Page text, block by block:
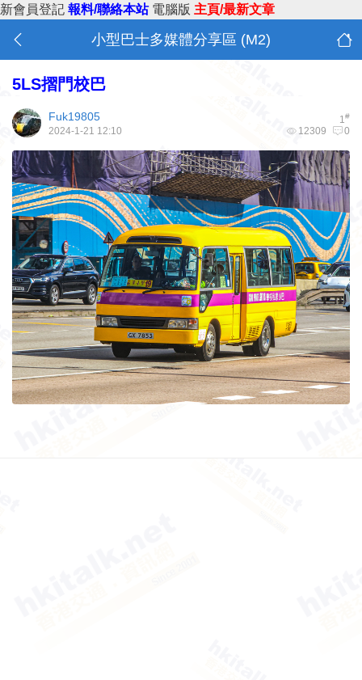
新會員登記 報料/聯絡本站 電腦版 主頁/最新文章
小型巴士多媒體分享區 (M2)
5LS摺門校巴
1#
Fuk19805
12309 0
2024-1-21 12:10